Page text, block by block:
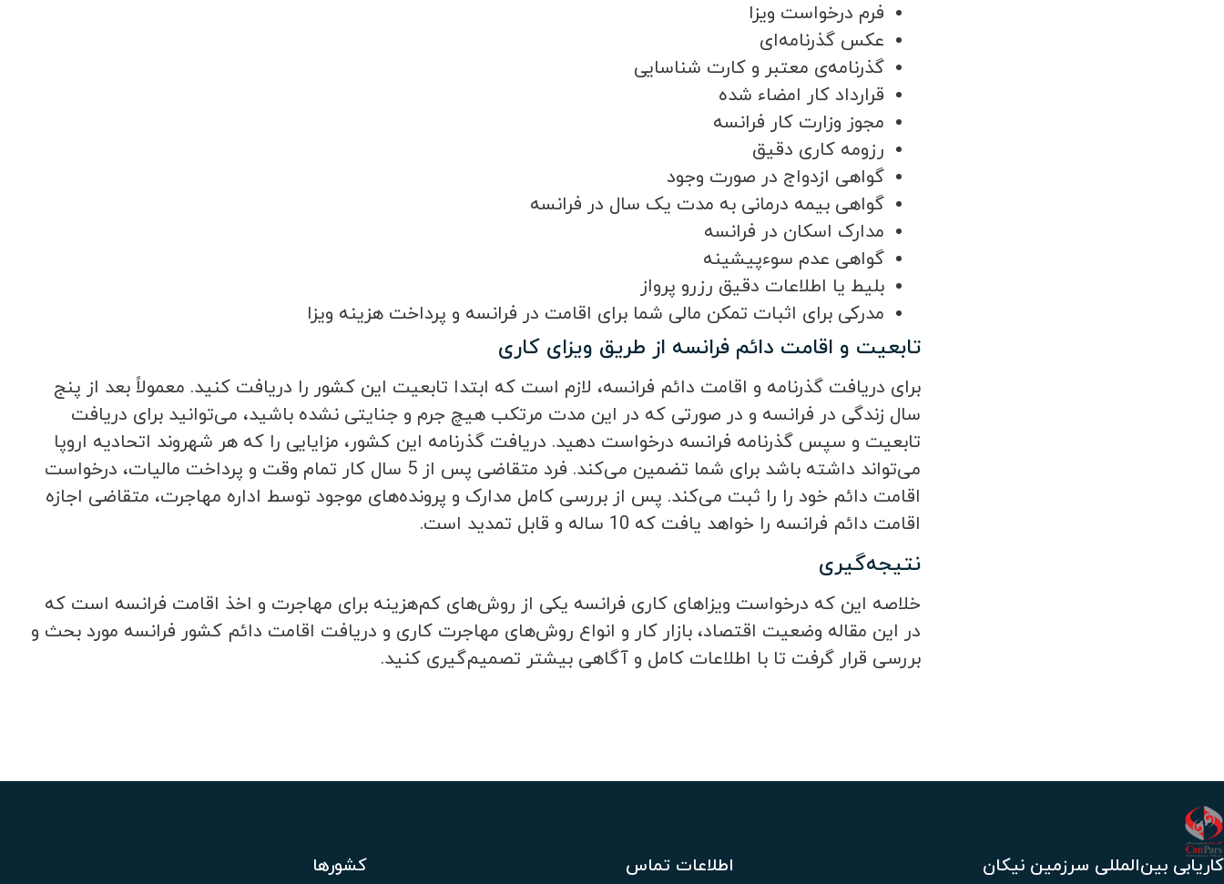
فرم درخواست ویزا
عکس گذرنامه‌ای
گذرنامه‌ی معتبر و کارت شناسایی
قرارداد کار امضاء شده
مجوز وزارت کار فرانسه
رزومه کاری دقیق
گواهی ازدواج در صورت وجود
گواهی بیمه درمانی به مدت یک سال در فرانسه
مدارک اسکان در فرانسه
گواهی عدم سوءپیشینه
بلیط یا اطلاعات دقیق رزرو پرواز
مدرکی برای اثبات تمکن مالی شما برای اقامت در فرانسه و پرداخت هزینه‌ ویزا
تابعیت و اقامت دائم فرانسه از طریق ویزای کاری
برای دریافت گذرنامه و اقامت دائم فرانسه، لازم است که ابتدا تابعیت این کشور را دریافت کنید. معمولاً بعد از پنج
سال زندگی در فرانسه و در صورتی که در این مدت مرتکب هیچ جرم و جنایتی نشده باشید، می‌توانید برای دریافت
تابعیت و سپس گذرنامه فرانسه درخواست دهید. دریافت گذرنامه این کشور، مزایایی را که هر شهروند اتحادیه اروپا
می‌تواند داشته باشد برای شما تضمین می‌کند. فرد متقاضی پس از 5 سال کار تمام وقت و پرداخت مالیات، درخواست
اقامت دائم خود را را ثبت می‌کند. پس از بررسی کامل مدارک و پرونده‌های موجود توسط اداره مهاجرت، متقاضی اجازه
اقامت دائم فرانسه را خواهد یافت که 10 ساله و قابل تمدید است.
نتیجه‌گیری
خلاصه این که درخواست ویزاهای کاری فرانسه یکی از روش‌های کم‌هزینه برای مهاجرت و اخذ اقامت فرانسه است که
در این مقاله وضعیت اقتصاد، بازار کار و انواع روش‌های مهاجرت کاری و دریافت اقامت دائم کشور فرانسه مورد بحث و
بررسی قرار گرفت تا با اطلاعات کامل و آگاهی بیشتر تصمیم‌گیری کنید.
کاریابی بین‌المللی سرزمین نیکان اطلاعات تماس کشورها